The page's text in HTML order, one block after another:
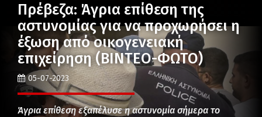
Πρέβεζα: Άγρια επίθεση της
αστυνομίας για να προχωρήσει η
έξωση από οικογενειακή
επιχείρηση (ΒΙΝΤΕΟ-ΦΩΤΟ)
05-07-2023
Άγρια επίθεση εξαπέλυσε η αστυνομία σήμερα το